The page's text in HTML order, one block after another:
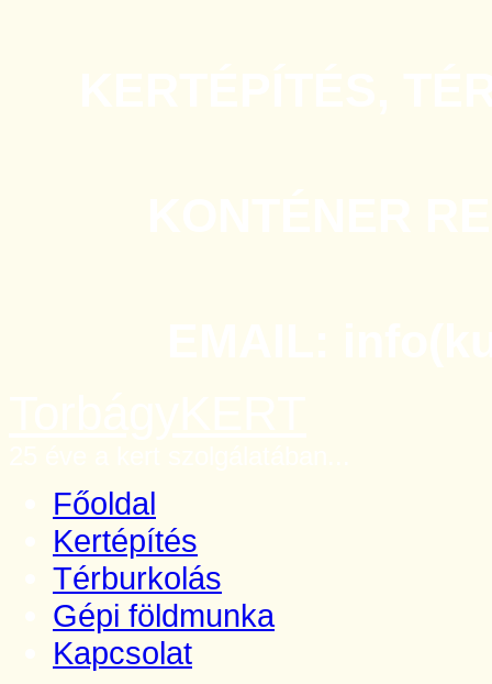
Főoldal
Kertépítés
Térburkolás
Gépi földmunka
Kapcsolat